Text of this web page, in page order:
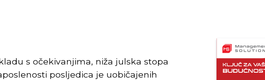
s očekivanjima, niža julska stopa
posljedica je uobičajenih